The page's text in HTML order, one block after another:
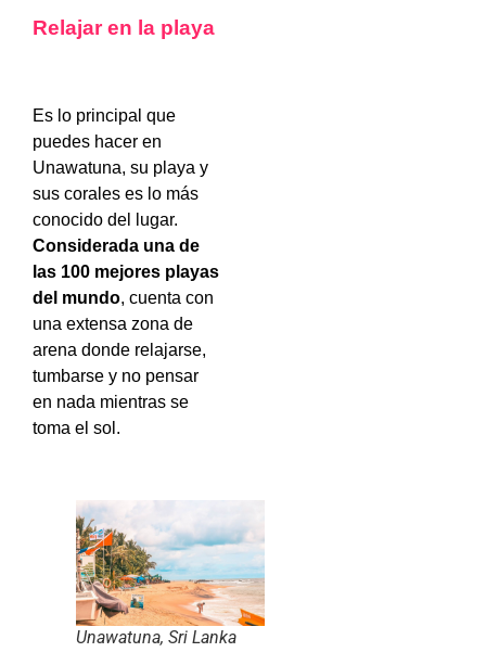
Relajar en la playa
Es lo principal que
puedes hacer en
Unawatuna, su playa y
sus corales es lo más
conocido del lugar.
Considerada una de
las 100 mejores playas
del mundo, cuenta con
una extensa zona de
arena donde relajarse,
tumbarse y no pensar
en nada mientras se
toma el sol.
Unawatuna, Sri Lanka